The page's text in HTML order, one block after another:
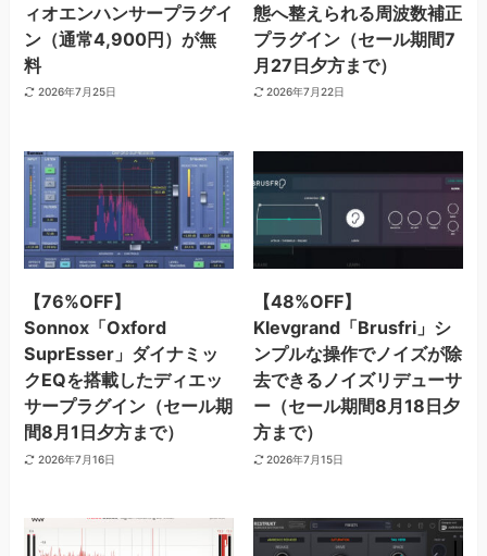
ィオエンハンサープラグイ
ン（通常4,900円）が無
料
2026年7月25日
態へ整えられる周波数補正
プラグイン（セール期間7
月27日夕方まで）
2026年7月22日
【76%OFF】
Sonnox「Oxford
SuprEsser」ダイナミッ
クEQを搭載したディエッ
サープラグイン（セール期
間8月1日夕方まで）
2026年7月16日
【48%OFF】
Klevgrand「Brusfri」シ
ンプルな操作でノイズが除
去できるノイズリデューサ
ー（セール期間8月18日夕
方まで）
2026年7月15日